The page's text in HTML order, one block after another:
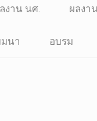
งาน นศ. ผลงา
นา อบรม